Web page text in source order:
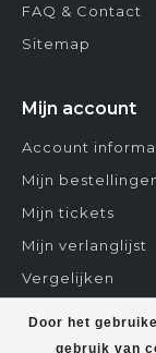
Door het
gebruik van
FAQ & Contact
Sitemap
Mijn account
Account
Mijn
Mijn tickets
Mijn verlanglijst
Vergelijken